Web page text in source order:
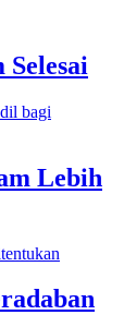
Lebih